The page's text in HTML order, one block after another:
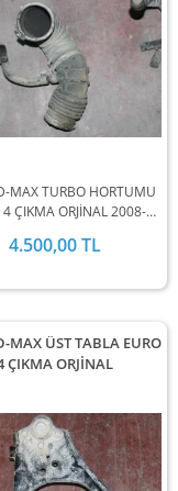
MAX TURBO HORTUMU
4 ÇIKMA ORJİNAL 2008-
STOKLARIMIZDA
4.500,00 TL
MAX ÜST TABLA EURO
ÇIKMA ORJİNAL